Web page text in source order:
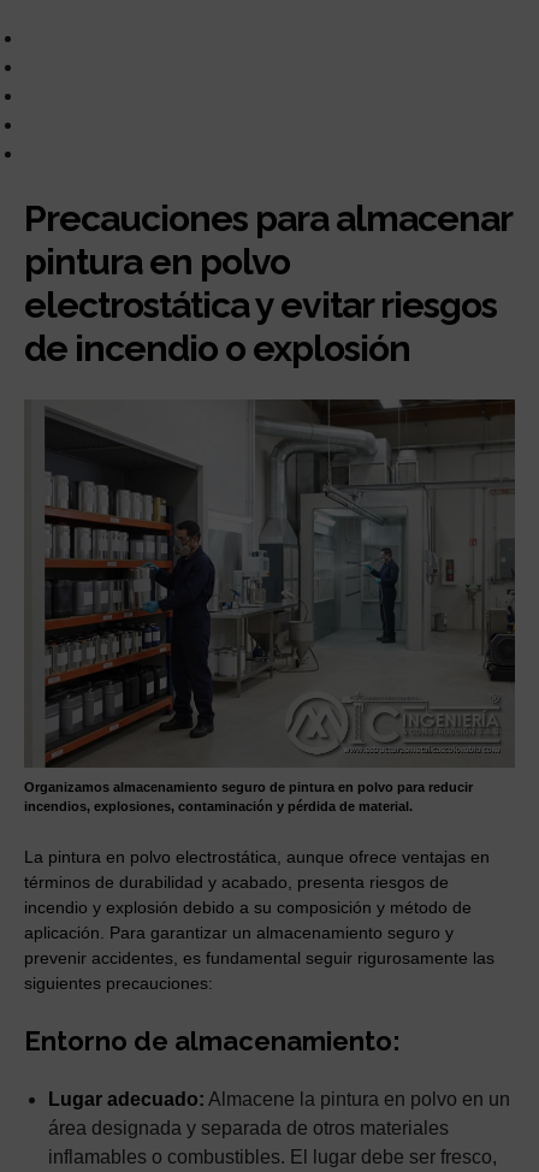
Precauciones para almacenar
pintura en polvo
electrostática y evitar riesgos
de incendio o explosión
Organizamos almacenamiento seguro de pintura en polvo para reducir
incendios, explosiones, contaminación y pérdida de material.
La pintura en polvo electrostática, aunque ofrece ventajas en
términos de durabilidad y acabado, presenta riesgos de
incendio y explosión debido a su composición y método de
aplicación. Para garantizar un almacenamiento seguro y
prevenir accidentes, es fundamental seguir rigurosamente las
siguientes precauciones:
Entorno de almacenamiento:
Lugar adecuado: Almacene la pintura en polvo en un
área designada y separada de otros materiales
inflamables o combustibles. El lugar debe ser fresco,